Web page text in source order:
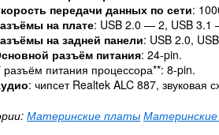
передачи данных по сети:
на плате: USB 2.0 — 2, USB
на задней панели: USB 2.0,
разъём питания: 24-pin.
разъём питания процессора**: 8-pin.
: чипсет Realtek ALC 887, звуковая
Материнские платы Материнские